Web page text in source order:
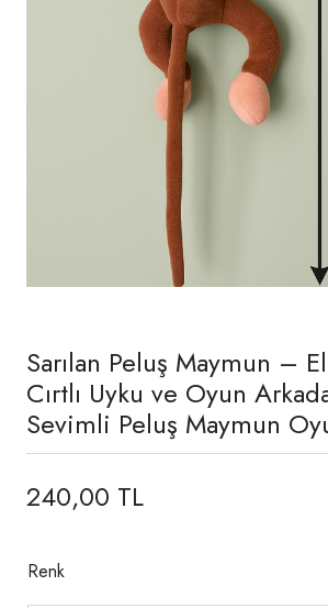
Sarılan Peluş Maymun –
Cırtlı Uyku ve Oyun
Sevimli Peluş Maymun
240,00 TL
Renk